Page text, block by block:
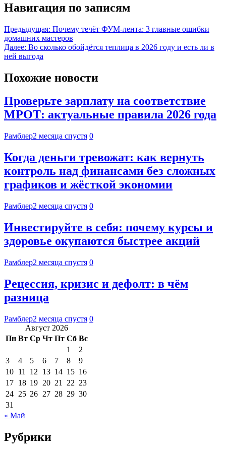
Навигация по записям
Предыдущая: Почему течёт ФУМ-лента: 3 главные ошибки
домашних мастеров
Далее: Во сколько обойдётся теплица в 2026 году и есть ли в
ней выгода
Похожие новости
Проверьте зарплату на соответствие
МРОТ: актуальные правила 2026 года
Рамблер2 месяца спустя 0
Когда деньги тревожат: как вернуть
контроль над финансами без сложных
графиков и жёсткой экономии
Рамблер2 месяца спустя 0
Инвестируйте в себя: почему курсы и
здоровье окупаются быстрее акций
Рамблер2 месяца спустя 0
Рецессия, кризис и дефолт: в чём
разница
Рамблер2 месяца спустя 0
Август 2026
Пн Вт Ср Чт Пт Сб Вс
1
2
3
4 5 6 7 8
9
10 11 12 13 14 15 16
17 18 19 20 21 22 23
24 25 26 27 28 29 30
31
« Май
Рубрики